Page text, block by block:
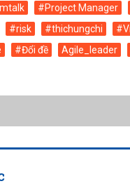
#Project Manager
#risk #thichungchi
#Đổi đề Agile_leader